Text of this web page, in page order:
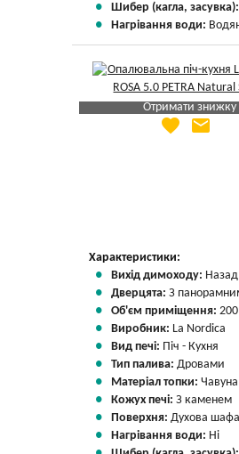
Шибер (кагла,
Нагрівання води:
Отримати знижку
Яка Ваша ціна
favorite email
Характеристики:
Вихід димоходу:
Дверцята: З
Об'єм приміщення:
Виробник: La Nordica
Вид печі: Піч - Кухня
Тип палива: Дровами
Матеріал топки: Чавуна
Кожух печі: З каменем
Поверхня: Духова
Нагрівання води: Ні